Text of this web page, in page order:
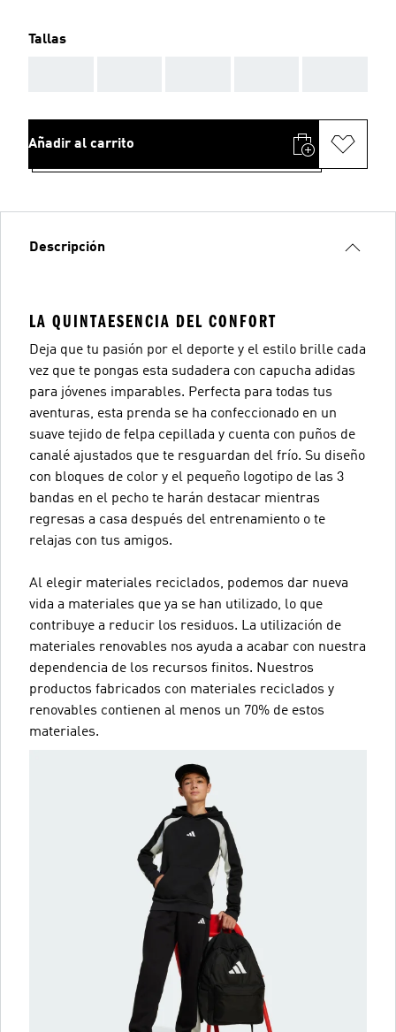
Tallas
Añadir al carrito
Descripción
LA QUINTAESENCIA DEL CONFORT
Deja que tu pasión por el deporte y el estilo brille cada
vez que te pongas esta sudadera con capucha adidas
para jóvenes imparables. Perfecta para todas tus
aventuras, esta prenda se ha confeccionado en un
suave tejido de felpa cepillada y cuenta con puños de
canalé ajustados que te resguardan del frío. Su diseño
con bloques de color y el pequeño logotipo de las 3
bandas en el pecho te harán destacar mientras
regresas a casa después del entrenamiento o te
relajas con tus amigos.
Al elegir materiales reciclados, podemos dar nueva
vida a materiales que ya se han utilizado, lo que
contribuye a reducir los residuos. La utilización de
materiales renovables nos ayuda a acabar con nuestra
dependencia de los recursos finitos. Nuestros
productos fabricados con materiales reciclados y
renovables contienen al menos un 70% de estos
materiales.